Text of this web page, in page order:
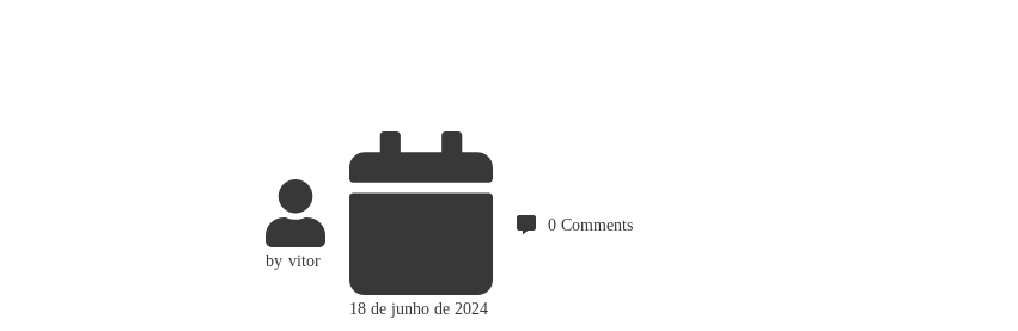
by vitor
18 de junho de 2024
0 Comments